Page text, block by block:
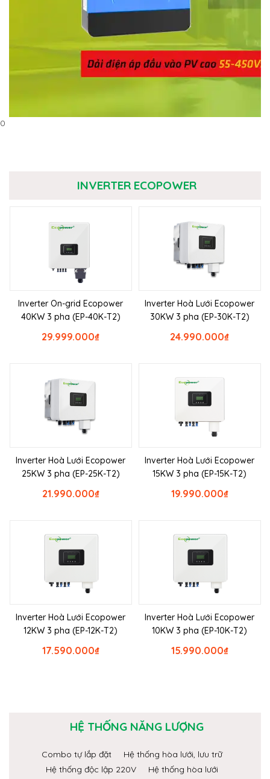
0
INVERTER ECOPOWER
Inverter On-grid Ecopower
40KW 3 pha (EP-40K-T2)
₫
29.999.000
Inverter Hoà Lưới Ecopower
30KW 3 pha (EP-30K-T2)
₫
24.990.000
Inverter Hoà Lưới Ecopower
25KW 3 pha (EP-25K-T2)
₫
21.990.000
Inverter Hoà Lưới Ecopower
15KW 3 pha (EP-15K-T2)
₫
19.990.000
Inverter Hoà Lưới Ecopower
12KW 3 pha (EP-12K-T2)
₫
17.590.000
Inverter Hoà Lưới Ecopower
10KW 3 pha (EP-10K-T2)
₫
15.990.000
HỆ THỐNG NĂNG LƯỢNG
Combo tự lắp đặt
Hệ thống hòa lưới, lưu trữ
Hệ thống độc lập 220V
Hệ thống hòa lưới